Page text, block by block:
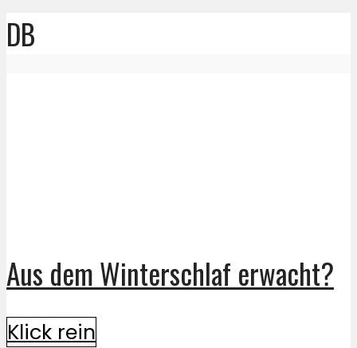
DB
Aus dem Winterschlaf erwacht?
Klick rein